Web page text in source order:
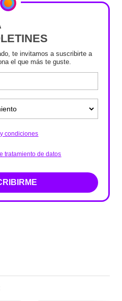
te invitamos a suscribirte a
el que más te guste.
condiciones
tratamiento de datos